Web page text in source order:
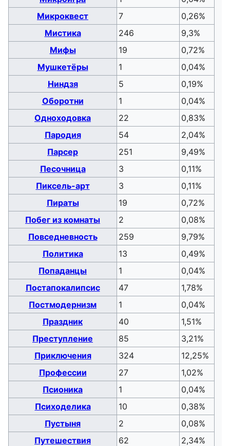
Микроквест
7
0,26%
Мистика
246
9,3%
Мифы
19
0,72%
Мушкетёры
1
0,04%
Ниндзя
5
0,19%
Оборотни
1
0,04%
Одноходовка
22
0,83%
Пародия
54
2,04%
Парсер
251
9,49%
Песочница
3
0,11%
Пиксель-арт
3
0,11%
Пираты
19
0,72%
Побег из комнаты
2
0,08%
Повседневность
259
9,79%
Политика
13
0,49%
Попаданцы
1
0,04%
Постапокалипсис
47
1,78%
Постмодернизм
1
0,04%
Праздник
40
1,51%
Преступление
85
3,21%
Приключения
324
12,25%
Профессии
27
1,02%
Псионика
1
0,04%
Психоделика
10
0,38%
Пустыня
2
0,08%
Путешествия
62
2,34%